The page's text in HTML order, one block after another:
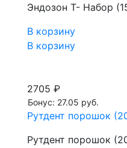
Эндозон Т- Набор
В корзину
В корзину
2705 ₽
Бонус: 27.05 руб.
Рутдент порошок
Рутдент порошок